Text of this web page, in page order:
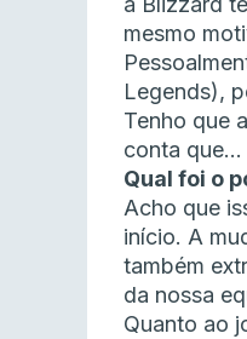
mesmo
Legends),
Tenho que
conta que…
Qual foi o
Acho que
início. A
também
da nossa
Quanto ao